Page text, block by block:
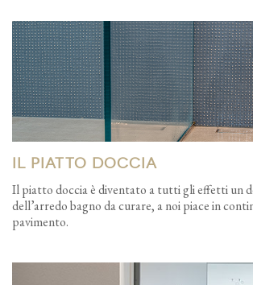
Il piatto doccia
Il piatto doccia è diventato a tutti gli effetti un
dell’arredo bagno da curare, a noi piace in
pavimento.